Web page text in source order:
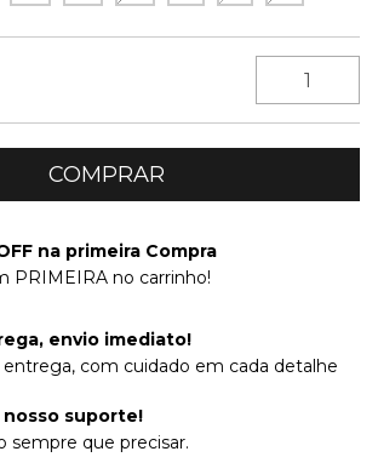
na primeira Compra
PRIMEIRA no carrinho!
envio imediato!
entrega, com cuidado em cada detalhe
suporte!
sempre que precisar.